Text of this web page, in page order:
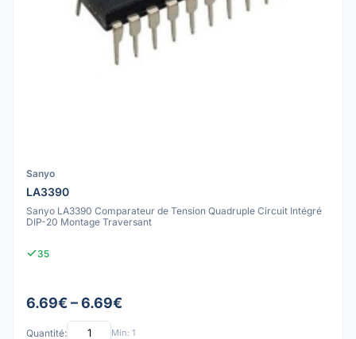
Sanyo
LA3390
Sanyo LA3390 Comparateur de Tension Quadruple Circuit Intégré
DIP-20 Montage Traversant
35
6.69€ – 6.69€
Quantité: Min: 1